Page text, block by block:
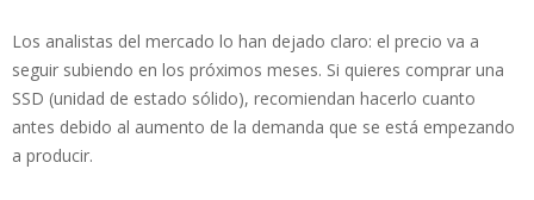
Los analistas del mercado lo han dejado claro: el precio va a
seguir subiendo en los próximos meses. Si quieres comprar una
SSD (unidad de estado sólido), recomiendan hacerlo cuanto
antes debido al aumento de la demanda que se está empezando
a producir.